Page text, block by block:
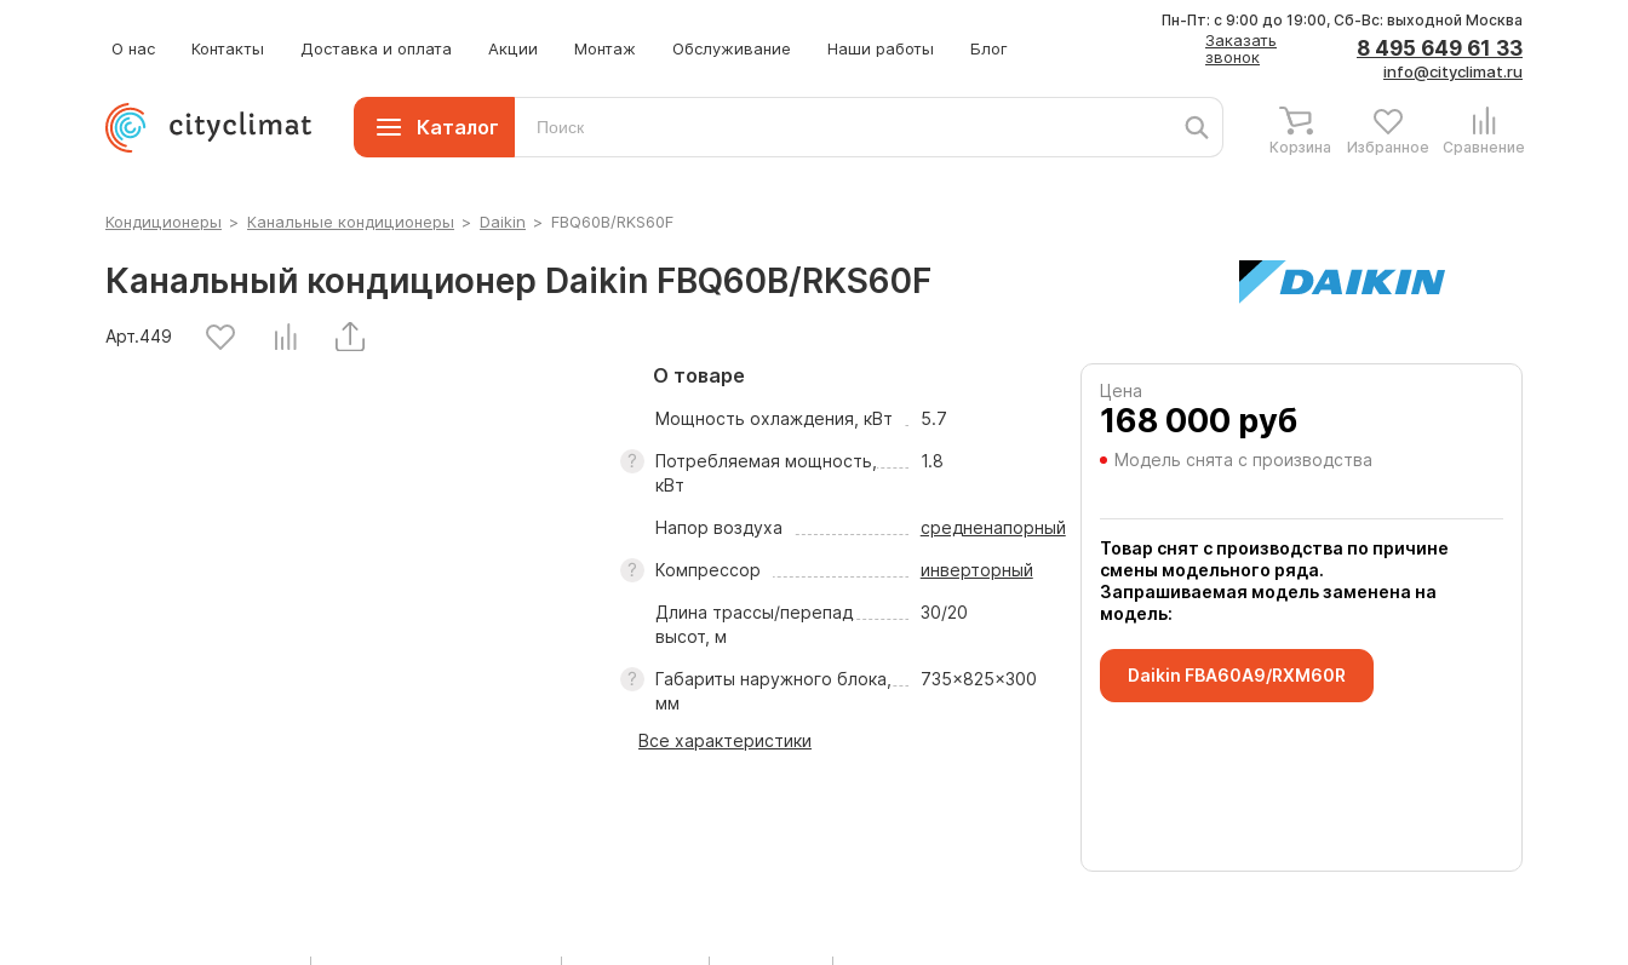
О нас Контакты Доставка и оплата Акции Монтаж Обслуживание Наши работы Блог
Заказать
звонок
8 495 649 61 33
info@cityclimat.ru
Пн-Пт: с 9:00 до 19:00, Сб-Вс: выходной Москва
Каталог
Корзина Избранное Сравнение
Кондиционеры > Канальные кондиционеры > Daikin > FBQ60B/RKS60F
Канальный кондиционер Daikin FBQ60B/RKS60F
Арт.449
О товаре
Мощность охлаждения, кВт 5.7
Потребляемая мощность,
кВт
1.8
Напор воздуха средненапорный
Компрессор инверторный
Длина трассы/перепад
высот, м
30/20
Габариты наружного блока,
мм
735x825x300
Все характеристики
Цена
168 000 руб
Модель снята с производства
Товар снят с производства по причине
смены модельного ряда.
Запрашиваемая модель заменена на
модель:
Daikin FBA60A9/RXM60R